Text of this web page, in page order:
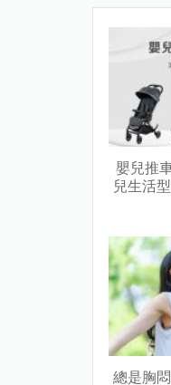
嬰兒推
兒生活
總是胸